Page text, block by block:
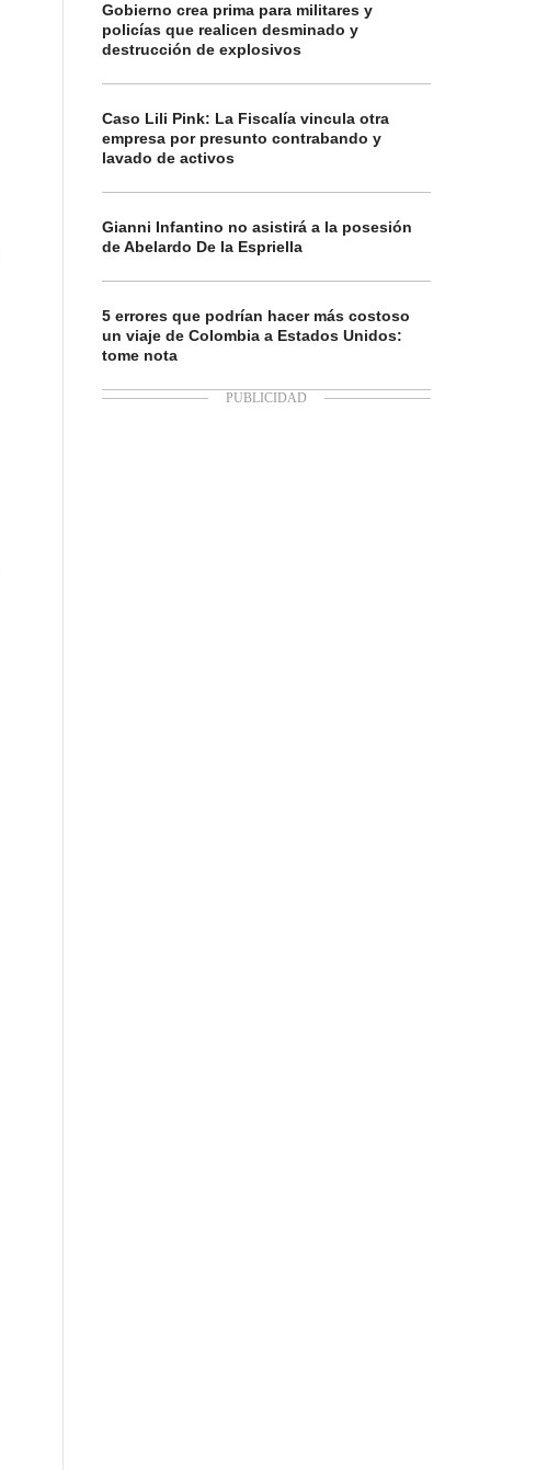
Gobierno crea prima para militares y
policías que realicen desminado y
destrucción de explosivos
Caso Lili Pink: La Fiscalía vincula otra
empresa por presunto contrabando y
lavado de activos
Gianni Infantino no asistirá a la posesión
de Abelardo De la Espriella
5 errores que podrían hacer más costoso
un viaje de Colombia a Estados Unidos:
tome nota